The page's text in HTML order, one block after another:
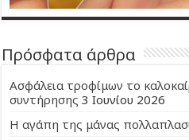
Πρόσφατα άρθρα
Ασφάλεια τροφίμων το
συντήρησης 3 Ιουνίου 2026
Η αγάπη της μάνας